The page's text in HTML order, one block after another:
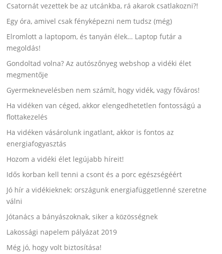
Csatornát vezettek be az utcánkba, rá akarok csatlakozni?!
Egy óra, amivel csak fényképezni nem tudsz (még)
Elromlott a laptopom, és tanyán élek… Laptop futár a
megoldás!
Gondoltad volna? Az autószőnyeg webshop a vidéki élet
megmentője
Gyermeknevelésben nem számít, hogy vidék, vagy főváros!
Ha vidéken van céged, akkor elengedhetetlen fontosságú a
flottakezelés
Ha vidéken vásárolunk ingatlant, akkor is fontos az
energiafogyasztás
Hozom a vidéki élet legújabb híreit!
Idős korban kell tenni a csont és a porc egészségéért
Jó hír a vidékieknek: országunk energiafüggetlenné szeretne
válni
Jótanács a bányászoknak, siker a közösségnek
Lakossági napelem pályázat 2019
Még jó, hogy volt biztosítása!